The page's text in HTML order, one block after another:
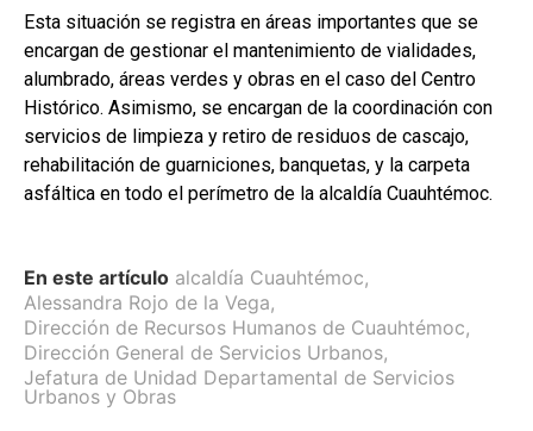
Esta situación se registra en áreas importantes que se
encargan de gestionar el mantenimiento de vialidades,
alumbrado, áreas verdes y obras en el caso del Centro
Histórico. Asimismo, se encargan de la coordinación con
servicios de limpieza y retiro de residuos de cascajo,
rehabilitación de guarniciones, banquetas, y la carpeta
asfáltica en todo el perímetro de la alcaldía Cuauhtémoc.
En este artículo alcaldía Cuauhtémoc,
Alessandra Rojo de la Vega,
Dirección de Recursos Humanos de Cuauhtémoc,
Dirección General de Servicios Urbanos,
Jefatura de Unidad Departamental de Servicios
Urbanos y Obras